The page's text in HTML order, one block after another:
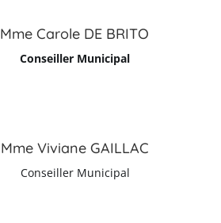
Mme Carole DE BRITO
Conseiller Municipal
Mme Viviane GAILLAC
Conseiller Municipal